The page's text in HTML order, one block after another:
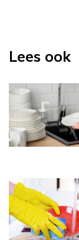
Lees ook